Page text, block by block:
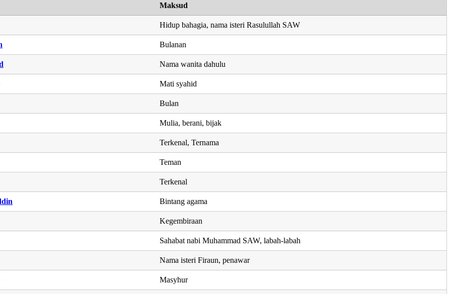
Maksud
Hidup bahagia, nama isteri Rasulullah SAW
Bulanan
Nama wanita dahulu
Mati syahid
Bulan
Mulia, berani, bijak
Terkenal, Ternama
Teman
Terkenal
Bintang agama
Kegembiraan
Sahabat nabi Muhammad SAW, labah-labah
Nama isteri Firaun, penawar
Masyhur